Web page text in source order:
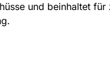
und beinhaltet für